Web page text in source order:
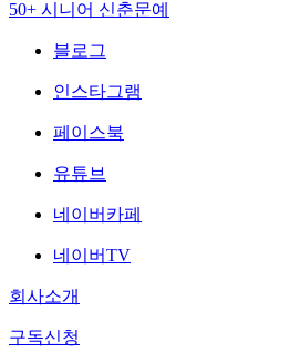
50+ 시니어 신춘문예
블로그
인스타그램
페이스북
유튜브
네이버카페
네이버TV
회사소개
구독신청